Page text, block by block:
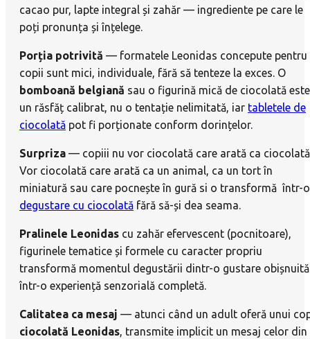
cacao pur, lapte integral și zahăr — ingrediente pe care le
poți pronunța și înțelege.
Porția potrivită — formatele Leonidas concepute pentru
copii sunt mici, individuale, fără să tenteze la exces. O
bomboană belgiană sau o figurină mică de ciocolată este
un răsfăț calibrat, nu o tentație nelimitată, iar tabletele de
ciocolată pot fi porționate conform dorințelor.
Surpriza — copiii nu vor ciocolată care arată ca
Vor ciocolată care arată ca un animal, ca un tort în
miniatură sau care pocnește în gură si o transformă într-o
degustare cu ciocolată fără să-și dea seama.
Pralinele Leonidas cu zahăr efervescent (pocnitoare),
figurinele tematice și formele cu caracter propriu
transformă momentul degustării dintr-o gustare obișnuită
într-o experiență senzorială completă.
Calitatea ca mesaj — atunci când un adult oferă unui
ciocolată Leonidas, transmite implicit un mesaj celor din